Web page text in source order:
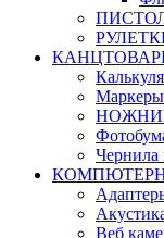
Маркеры
Чернила
Веб